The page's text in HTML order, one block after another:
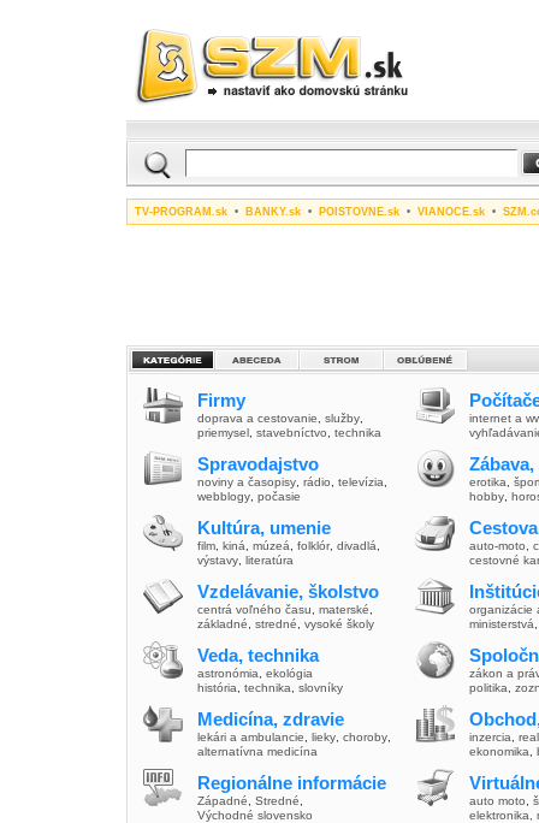
TV-PROGRAM.sk • BANKY.sk • POISTOVNE.sk • VIANOCE.sk •
Firmy
doprava a cestovanie služby
priemysel stavebníctvo technika
Spravodajstvo
noviny a časopisy rádio televízia
webblogy počasie
Kultúra, umenie
film kiná múzeá folklór, divadlá
výstavy literatúra
Vzdelávanie, školstvo
centrá voľného času materské
základné
stredné vysoké školy
Veda, technika
astronómia
ekológia
história
technika slovníky
Medicína, zdravie
lekári a ambulancie lieky choroby
alternatívna medicína
Regionálne informácie
Západné Stredné
Východné slovensko
internet a
erotika
hobby
auto-moto
cestovné
organizácie
ministerstvá
zákon a
politika
inzercia
ekonomika
auto moto
elektronika,